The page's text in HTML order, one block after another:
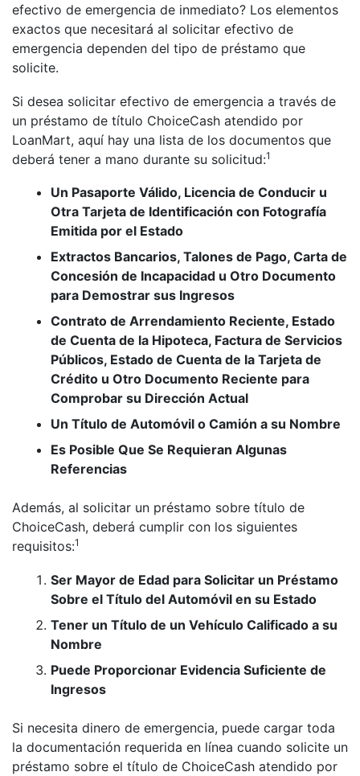
efectivo de emergencia de inmediato? Los elementos
exactos que necesitará al solicitar efectivo de
emergencia dependen del tipo de préstamo que
solicite.
Si desea solicitar efectivo de emergencia a través de
un préstamo de título ChoiceCash atendido por
LoanMart, aquí hay una lista de los documentos que
deberá tener a mano durante su solicitud:1
Un Pasaporte Válido, Licencia de Conducir u
Otra Tarjeta de Identificación con Fotografía
Emitida por el Estado
Extractos Bancarios, Talones de Pago, Carta de
Concesión de Incapacidad u Otro Documento
para Demostrar sus Ingresos
Contrato de Arrendamiento Reciente, Estado
de Cuenta de la Hipoteca, Factura de Servicios
Públicos, Estado de Cuenta de la Tarjeta de
Crédito u Otro Documento Reciente para
Comprobar su Dirección Actual
Un Título de Automóvil o Camión a su Nombre
Es Posible Que Se Requieran Algunas
Referencias
Además, al solicitar un préstamo sobre título de
ChoiceCash, deberá cumplir con los siguientes
requisitos:1
Ser Mayor de Edad para Solicitar un Préstamo
Sobre el Título del Automóvil en su Estado
Tener un Título de un Vehículo Calificado a su
Nombre
Puede Proporcionar Evidencia Suficiente de
Ingresos
Si necesita dinero de emergencia, puede cargar toda
la documentación requerida en línea cuando solicite un
préstamo sobre el título de ChoiceCash atendido por